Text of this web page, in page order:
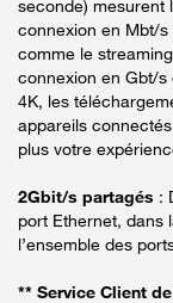
seconde) mesurent
connexion en Mbt/
comme le
connexion en Gbt/s
4K, les
appareils
plus votre
2Gbit/s partagés :
port Ethernet, dans
l’ensemble des
** Service Client